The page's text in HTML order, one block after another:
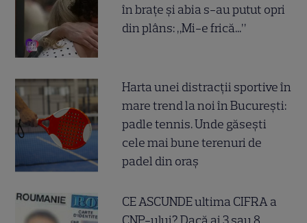
în brațe și abia s-au putut opri
din plâns: „Mi-e frică...”
Harta unei distracții sportive în
mare trend la noi în București:
padle tennis. Unde găsești
cele mai bune terenuri de
padel din oraș
CE ASCUNDE ultima CIFRA a